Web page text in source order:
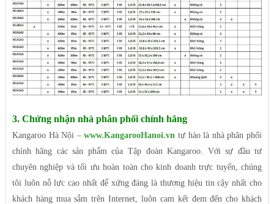
3. Chứng nhận nhà phân phối chính hãng
Kangaroo Hà Nội –www.KangarooHanoi.vn tự hào là nhà phân phối
chính hãng các sản phẩm của Tập đoàn Kangaroo. Với sự đầu tư
chuyên nghiệp và tối ưu hoàn toàn cho kinh doanh trực tuyến, chúng
tôi luôn nỗ lực cao nhất để xứng đáng là thương hiệu tin cậy nhất cho
khách hàng mua sắm trên Internet, luôn cam kết đem đến cho khách